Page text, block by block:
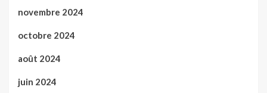
novembre 2024
octobre 2024
août 2024
juin 2024